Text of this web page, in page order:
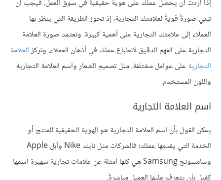
إذا أردت أن يحصل عملك على هوية حقيقية في سوق العمل، فيجب أن
تبني صورةً قويةً لعلامتك التجارية، إذ تحوز الطريقة التي ينظر بها
العملاء إلى علامتك التجارية على أهمية كبيرة. وتعتمد صورة العلامة
التجارية على الفهم الدقيق لانطباع عملك في أذهان العملاء، وتركزالعلامة
التجاريةعلى عوامل مختلفة، مثل تصميم الشعار واسم العلامة التجارية
واللون المستخدم.
اسم العلامة التجارية
يمكن القول بأن اسم العلامة التجارية هو الهوية الحقيقية للمنتج أو
الخدمة التي يقدمها عملك؛ فالشركات مثل نايك Nike وآبل Apple
وسامسونج Samsung هي كلها أمثلة عن علامات تجارية شهيرة اسمها